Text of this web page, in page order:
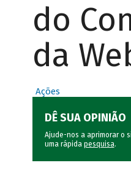
do
da
Ações
DÊ SUA OPINIÃO
Ajude-nos a aprimorar o
uma rápida pesquisa.